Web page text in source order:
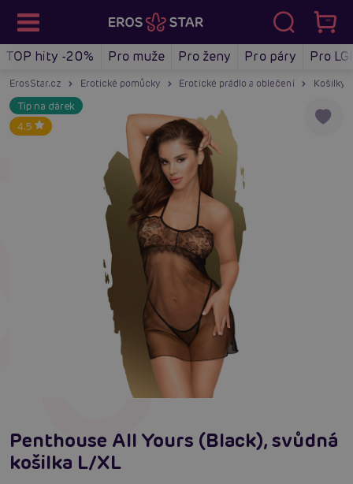
TOP hity -20% Pro muže Pro ženy Pro páry Pro
ErosStar.cz Erotické pomůcky Erotické prádlo a oblečení Košilky
Tip na dárek
4.5
Penthouse All Yours (Black), svůdná
košilka L/XL